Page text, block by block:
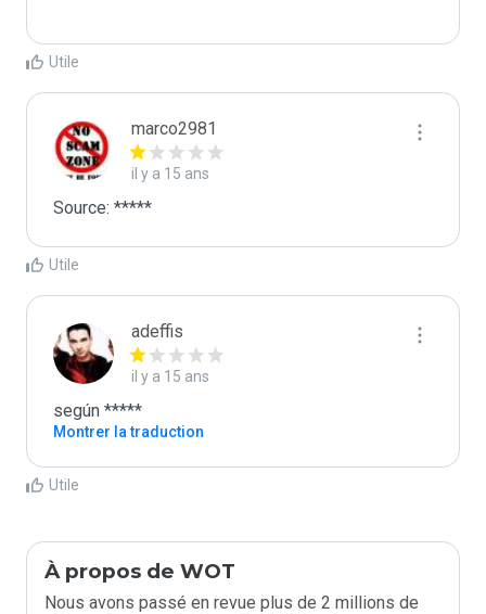
Utile
marco2981
il y a 15 ans
Source: *****
Utile
adeffis
il y a 15 ans
según *****
Montrer la traduction
Utile
À propos de WOT
Nous avons passé en revue plus de 2 millions de